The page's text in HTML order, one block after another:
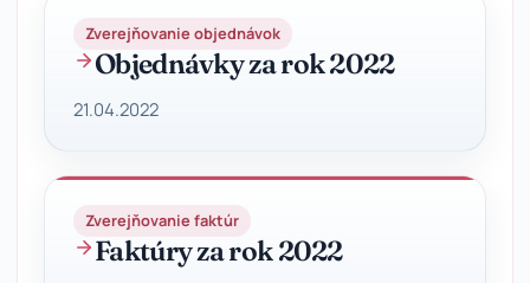
Zverejňovanie objednávok
Objednávky za rok 2022
21.04.2022
Zverejňovanie faktúr
Faktúry za rok 2022